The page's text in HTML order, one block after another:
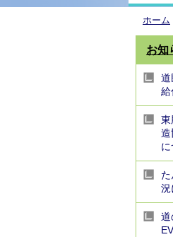
ホーム
お知
道
給
東
造
況
道